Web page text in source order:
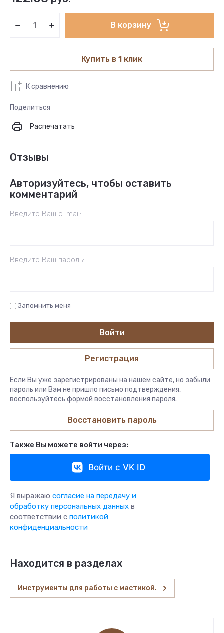
В корзину
Купить в 1 клик
К сравнению
Поделиться
Распечатать
Отзывы
Авторизуйтесь, чтобы оставить
комментарий
Введите Ваш e-mail:
Введите Ваш пароль:
Запомнить меня
Войти
Регистрация
Если Вы уже зарегистрированы на нашем сайте, но забыли
пароль или Вам не пришло письмо подтверждения,
воспользуйтесь формой восстановления пароля.
Восстановить пароль
Также Вы можете войти через:
Войти с VK ID
Я выражаю согласие на передачу и
обработку персональных данных в
соответствии с политикой
конфиденциальности
Находится в разделах
Инструменты для работы с мастикой.